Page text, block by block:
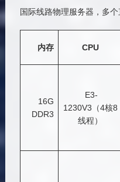
国际线路物理服务器，多
内存 CPU
16G
DDR3
E3-
1230V3（4核8
线程）